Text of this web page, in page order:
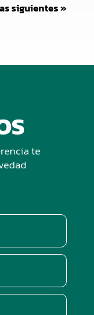
siguientes »
te